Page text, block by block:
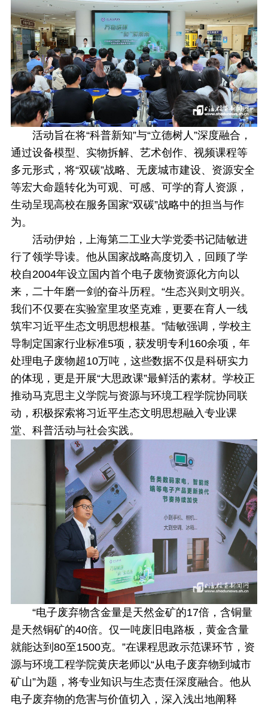
活动旨在将“科普新知”与“立德树人”深度融合，
通过设备模型、实物拆解、艺术创作、视频课程等
多元形式，将“双碳”战略、无废城市建设、资源安全
等宏大命题转化为可观、可感、可学的育人资源，
生动呈现高校在服务国家“双碳”战略中的担当与作
为。
活动伊始，上海第二工业大学党委书记陆敏进
行了领学导读。他从国家战略高度切入，回顾了学
校自2004年设立国内首个电子废物资源化方向以
来，二十年磨一剑的奋斗历程。“生态兴则文明兴。
我们不仅要在实验室里攻坚克难，更要在育人一线
筑牢习近平生态文明思想根基。”陆敏强调，学校主
导制定国家行业标准5项，获发明专利160余项，年
处理电子废物超10万吨，这些数据不仅是科研实力
的体现，更是开展“大思政课”最鲜活的素材。学校正
推动马克思主义学院与资源与环境工程学院协同联
动，积极探索将习近平生态文明思想融入专业课
堂、科普活动与社会实践。
“电子废弃物含金量是天然金矿的17倍，含铜量
是天然铜矿的40倍。仅一吨废旧电路板，黄金含量
就能达到80至1500克。”在课程思政示范课环节，资
源与环境工程学院黄庆老师以“从电子废弃物到城市
矿山”为题，将专业知识与生态责任深度融合。他从
电子废弃物的危害与价值切入，深入浅出地阐释